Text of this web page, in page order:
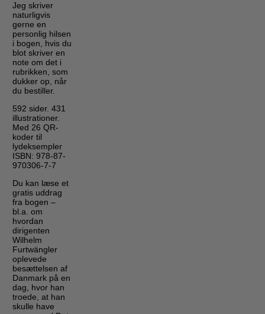
Jeg skriver
naturligvis
gerne en
personlig hilsen
i bogen, hvis du
blot skriver en
note om det i
rubrikken, som
dukker op, når
du bestiller.
592 sider. 431
illustrationer.
Med 26 QR-
koder til
lydeksempler
ISBN: 978-87-
970306-7-7
Du kan læse et
gratis uddrag
fra bogen –
bl.a. om
hvordan
dirigenten
Wilhelm
Furtwängler
oplevede
besættelsen af
Danmark på en
dag, hvor han
troede, at han
skulle have